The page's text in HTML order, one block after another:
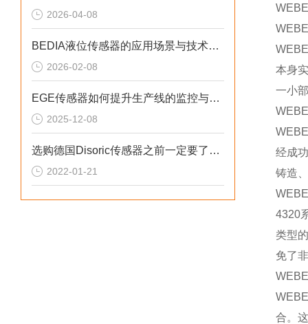
2026-04-08
BEDIA液位传感器的应用场景与技术优势概述
2026-02-08
EGE传感器如何提升生产线的监控与管理效率？
2025-12-08
选购德国Disoric传感器之前一定要了解这些
2022-01-21
本身
一小
经成
铸造
4320
类型
免了
合。